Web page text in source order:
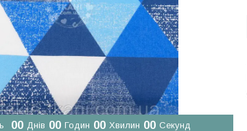
00 Днів 00 Годин 00 Хвилин 00 Секунд